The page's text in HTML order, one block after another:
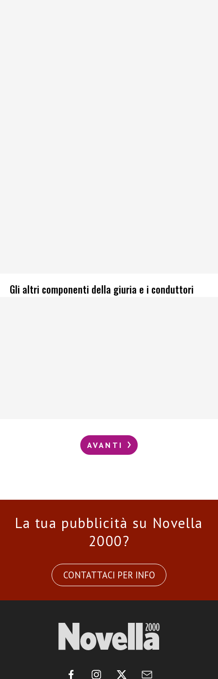
Gli altri componenti della giuria e i conduttori
AVANTI
La tua pubblicità su Novella
2000?
CONTATTACI PER INFO